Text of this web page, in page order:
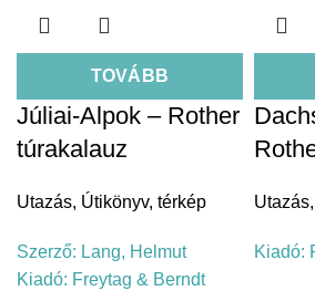
TOVÁBB
Júliai-Alpok – Rother
túrakalauz
Utazás, Útikönyv, térkép
Szerző: Lang, Helmut
Kiadó: Freytag & Berndt
Utazás,
Kiadó: